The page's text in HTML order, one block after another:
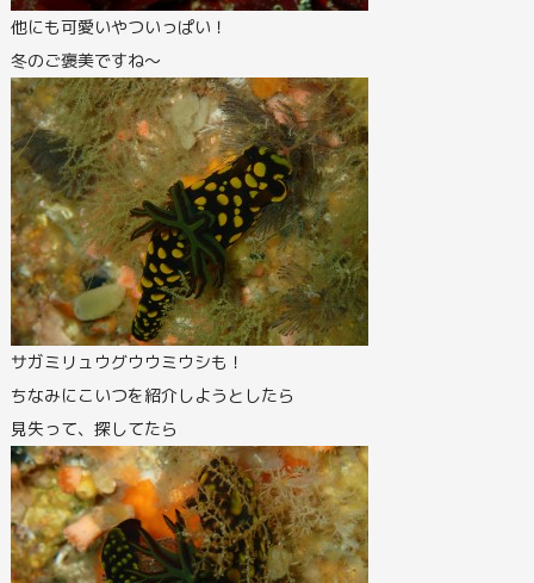
他にも可愛いやついっぱい！
冬のご褒美ですね～
サガミリュウグウウミウシも！
ちなみにこいつを紹介しようとしたら
見失って、探してたら